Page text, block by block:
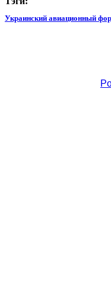
Украинский авиационный